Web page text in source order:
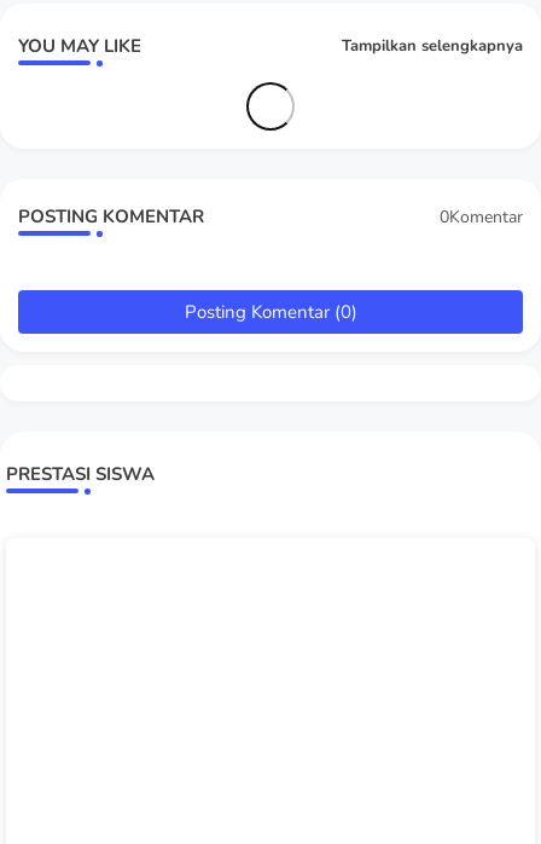
YOU MAY LIKE Tampilkan selengkapnya
POSTING KOMENTAR 0Komentar
Posting Komentar (0)
PRESTASI SISWA